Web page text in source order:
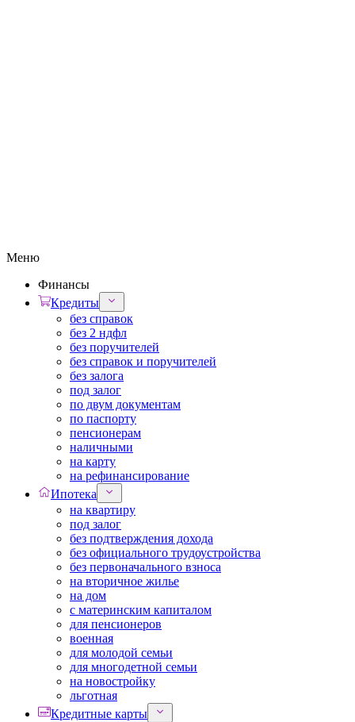
Меню
Финансы
Кредиты
без справок
без 2 ндфл
без поручителей
без справок и поручителей
без залога
под залог
по двум документам
по паспорту
пенсионерам
наличными
на карту
на рефинансирование
Ипотека
на квартиру
под залог
без подтверждения дохода
без официального трудоустройства
без первоначального взноса
на вторичное жилье
на дом
с материнским капиталом
для пенсионеров
военная
для молодой семьи
для многодетной семьи
на новостройку
льготная
Кредитные карты